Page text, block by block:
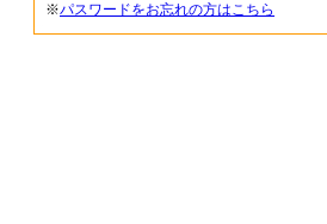
※パスワードをお忘れの方はこちら